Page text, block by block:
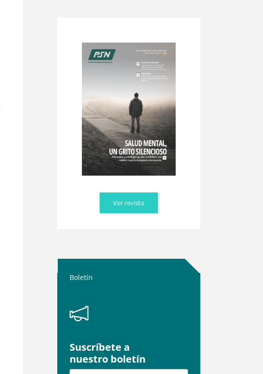
Ver revista
Boletín
Suscríbete a
nuestro boletín